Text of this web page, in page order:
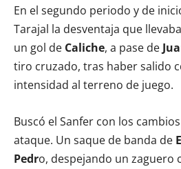
En el segundo periodo y de
Tarajal la desventaja que
un gol de Caliche, a pase de
tiro cruzado, tras haber salido
intensidad al terreno de juego.
Buscó el Sanfer con los
ataque. Un saque de banda de
Pedro, despejando un zaguero